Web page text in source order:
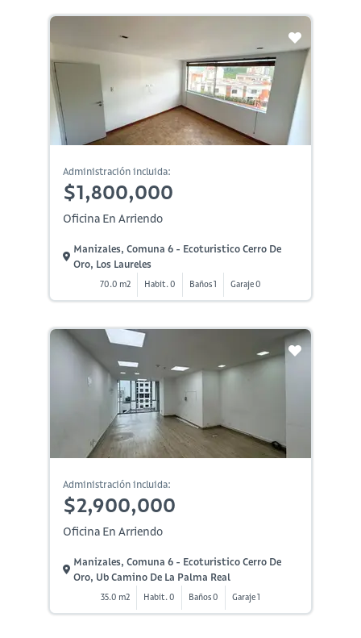
Administración incluida:
$1,800,000
Oficina En Arriendo
Manizales, Comuna 6 - Ecoturistico Cerro De
Oro, Los Laureles
70.0 m2 Habit. 0 Baños 1 Garaje 0
Administración incluida:
$2,900,000
Oficina En Arriendo
Manizales, Comuna 6 - Ecoturistico Cerro De
Oro, Ub Camino De La Palma Real
35.0 m2 Habit. 0 Baños 0 Garaje 1